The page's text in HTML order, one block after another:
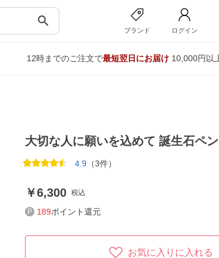
search
ブランド ログイン
12時までのご注文で最短翌日にお届け10,000円以
大切な人に願いを込めて 誕生石ペ
4.9 （3件）
6,300 税込
189ポイント還元
お気に入りに入れる